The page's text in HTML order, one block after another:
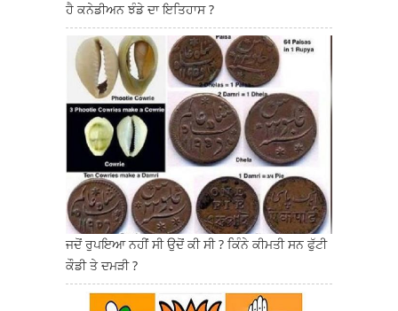
ਹੈ ਕਨੇਡੀਅਨ ਝੰਡੇ ਦਾ ਇਤਿਹਾਸ ?
ਜਦੋਂ ਰੁਪਇਆ ਨਹੀਂ ਸੀ ਉਦੋਂ ਕੀ ਸੀ ? ਕਿੰਨੇ ਕੀਮਤੀ ਸਨ ਫੁੱਟੀ
ਕੌਡੀ ਤੇ ਦਮੜੀ ?